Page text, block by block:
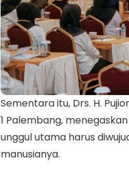
Sementara itu, Drs. H.
1 Palembang,
unggul utama harus
manusianya.